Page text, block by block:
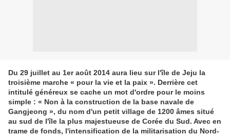
Du 29 juillet au 1er août 2014 aura lieu sur l'île de Jeju la
troisième marche « pour la vie et la paix ». Derrière cet
intitulé généreux se cache un mot d'ordre pour le moins
simple : « Non à la construction de la base navale de
Gangjeong », du nom d'un petit village de 1200 âmes situé
au sud de l'île la plus majestueuse de Corée du Sud. Avec en
trame de fonds, l'intensification de la militarisation du Nord-